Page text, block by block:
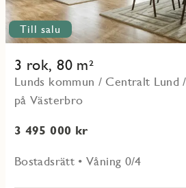
Till salu
3 rok, 80 m²
Lunds kommun / Centralt Lund
på Västerbro
3 495 000 kr
Bostadsrätt • Våning 0/4